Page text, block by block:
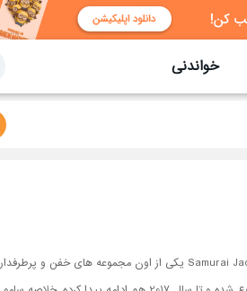
خواندنی
مجموعه انیمیشن سامورایی جک Samurai Jack یکی از اون مجموعه های خفن و پرطرفدار